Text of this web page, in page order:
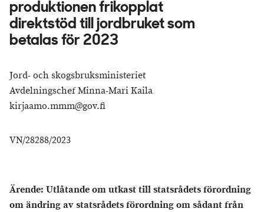
produktionen frikopplat
direktstöd till jordbruket som
betalas för 2023
Jord- och skogsbruksministeriet
Avdelningschef Minna-Mari Kaila
kirjaamo.mmm@gov.fi
VN/28288/2023
Ärende: Utlåtande om utkast till statsrådets förordning
om ändring av statsrådets förordning om sådant från